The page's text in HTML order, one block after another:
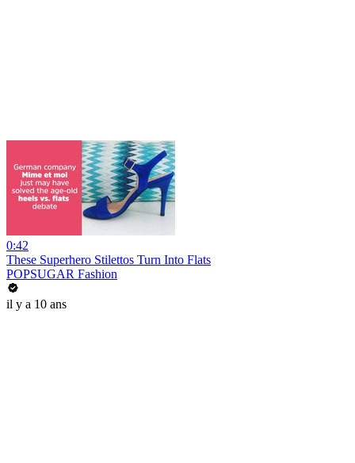
0:42
These Superhero Stilettos Turn Into Flats
POPSUGAR Fashion
il y a 10 ans